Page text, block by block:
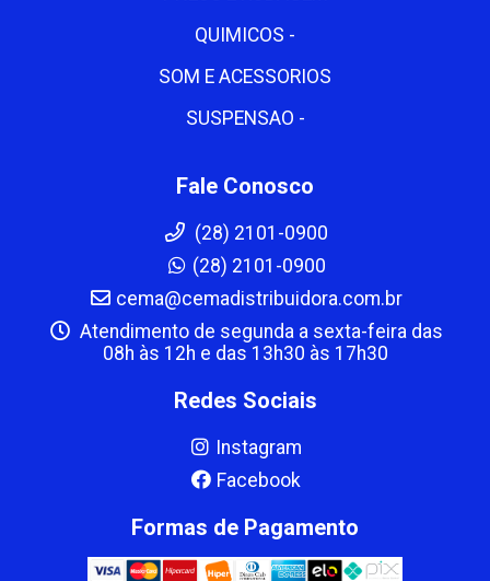
QUIMICOS -
SOM E ACESSORIOS
SUSPENSAO -
Fale Conosco
(28) 2101-0900
(28) 2101-0900
cema@cemadistribuidora.com.br
Atendimento de segunda a sexta-feira das
08h às 12h e das 13h30 às 17h30
Redes Sociais
Instagram
Facebook
Formas de Pagamento